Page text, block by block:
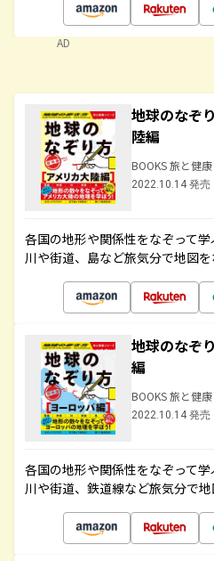
AD
地球のな
陸編
BOOKS 旅と健康
2022.10.14 発売
各国の地形や関係性をなぞって学
川や街道、島など旅気分で地図を
地球のな
編
BOOKS 旅と健康
2022.10.14 発売
各国の地形や関係性をなぞって学
川や街道、鉄道線など旅気分で